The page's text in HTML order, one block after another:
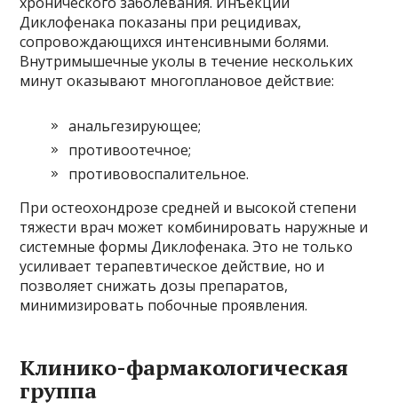
Диклофенака показаны при рецидивах,
сопровождающихся интенсивными болями.
Внутримышечные уколы в течение нескольких
минут оказывают многоплановое действие:
анальгезирующее;
противоотечное;
противовоспалительное.
При остеохондрозе средней и высокой степени
тяжести врач может комбинировать наружные и
системные формы Диклофенака. Это не только
усиливает терапевтическое действие, но и
позволяет снижать дозы препаратов,
минимизировать побочные проявления.
Клинико-фармакологическая
группа